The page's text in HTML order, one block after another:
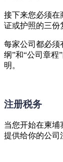
接下来您必须在
证或护照的三份
每家公司都必须
纲”和“公司章
明。
注册税务
当您开始在柬
提供给你的公司